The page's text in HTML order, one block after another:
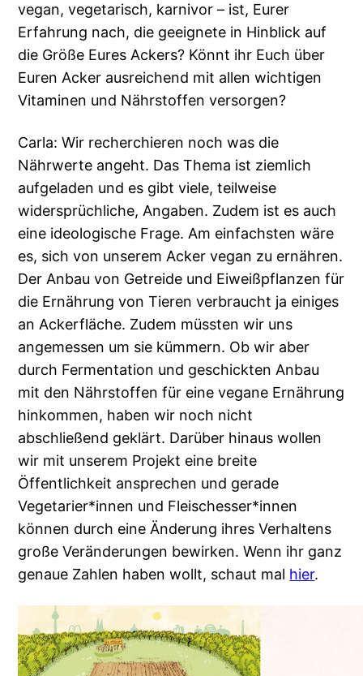
vegan, vegetarisch, karnivor – ist, Eurer
Erfahrung nach, die geeignete in Hinblick auf
die Größe Eures Ackers? Könnt ihr Euch über
Euren Acker ausreichend mit allen wichtigen
Vitaminen und Nährstoffen versorgen?
Carla: Wir recherchieren noch was die
Nährwerte angeht. Das Thema ist ziemlich
aufgeladen und es gibt viele, teilweise
widersprüchliche, Angaben. Zudem ist es auch
eine ideologische Frage. Am einfachsten wäre
es, sich von unserem Acker vegan zu ernähren.
Der Anbau von Getreide und Eiweißpflanzen für
die Ernährung von Tieren verbraucht ja einiges
an Ackerfläche. Zudem müssten wir uns
angemessen um sie kümmern. Ob wir aber
durch Fermentation und geschickten Anbau
mit den Nährstoffen für eine vegane Ernährung
hinkommen, haben wir noch nicht
abschließend geklärt. Darüber hinaus wollen
wir mit unserem Projekt eine breite
Öffentlichkeit ansprechen und gerade
Vegetarier*innen und Fleischesser*innen
können durch eine Änderung ihres Verhaltens
große Veränderungen bewirken. Wenn ihr ganz
genaue Zahlen haben wollt, schaut mal hier.